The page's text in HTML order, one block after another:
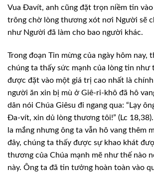
Vua Đavít, anh cũng đặt trọn niềm tin
trông chờ lòng thương xót nơi Người sẽ
như Người đã làm cho bao người khác.
Trong đoạn Tin mừng của ngày hôm nay,
chúng ta thấy sức mạnh của lòng tin như
được đặt vào một giá trị cao nhất là
người ăn xin bị mù ở Giê-ri-khô đã hô
dân nói Chúa Giêsu đi ngang qua: “Lạy
Đa-vít, xin dủ lòng thương tôi!” (Lc
la mắng nhưng ông ta vẫn hô vang thêm
đây, chúng ta thấy được sự khao khát
thương của Chúa mạnh mẽ như thế nào
này. Ông ta đã tin tưởng hoàn toàn vào